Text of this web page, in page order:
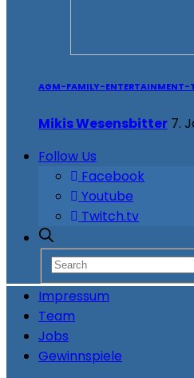
AGM-FAMILY-ENTERTAINMENT-
Mikis Wesensbitter 7.
Follow Us
Facebook
Youtube
Twitch.tv
Impressum
Team
Jobs
Gewinnspiele